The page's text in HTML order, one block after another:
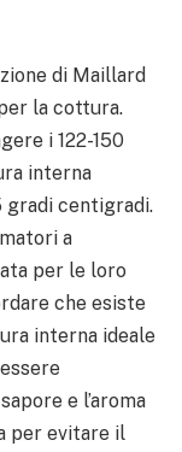
di Maillard
la cottura.
i 122-150
interna
gradi centigradi.
a
per le loro
che esiste
interna ideale
e l’aroma
per evitare il